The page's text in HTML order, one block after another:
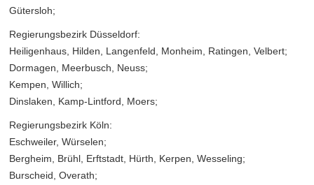
Gütersloh;
Regierungsbezirk Düsseldorf:
Heiligenhaus, Hilden, Langenfeld, Monheim, Ratingen, Velbert;
Dormagen, Meerbusch, Neuss;
Kempen, Willich;
Dinslaken, Kamp-Lintford, Moers;
Regierungsbezirk Köln:
Eschweiler, Würselen;
Bergheim, Brühl, Erftstadt, Hürth, Kerpen, Wesseling;
Burscheid, Overath;